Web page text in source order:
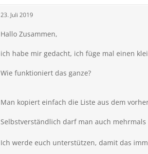
23. Juli 2019
Hallo Zusammen,
ich habe mir gedacht, ich füge mal einen
Wie funktioniert das ganze?
Man kopiert einfach die Liste aus dem
Selbstverständlich darf man auch
Ich werde euch unterstützen, damit das